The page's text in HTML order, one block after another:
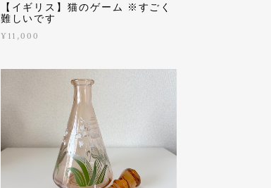
【イギリス】猫のゲーム ※すごく
難しいです
¥11,000